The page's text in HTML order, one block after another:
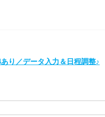
り／データ入力＆日程調整♪